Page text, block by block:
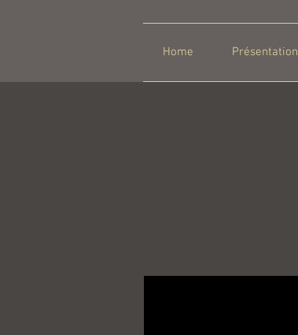
Home Présentation